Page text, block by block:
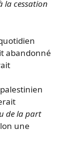
la cessation
abandonné
de la part
une